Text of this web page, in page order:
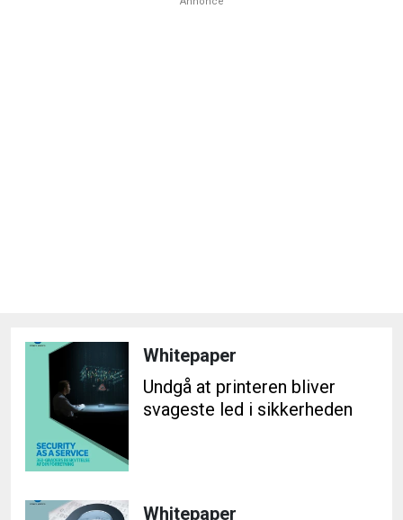
Whitepaper
Undgå at printeren bliver
svageste led i sikkerheden
Whitepaper